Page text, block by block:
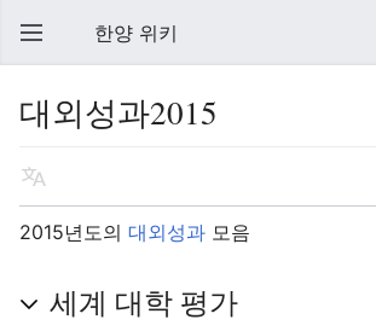
한양 위키
대외성과2015
2015년도의 대외성과 모음
세계 대학 평가